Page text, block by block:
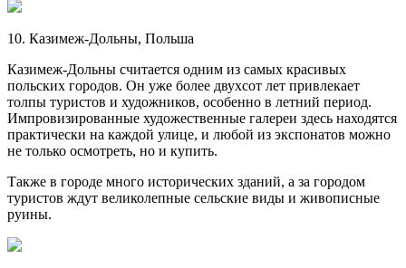
10. Казимеж-Дольны, Польша
Казимеж-Дольны считается одним из самых красивых
польских городов. Он уже более двухсот лет привлекает
толпы туристов и художников, особенно в летний период.
Импровизированные художественные галереи здесь находятся
практически на каждой улице, и любой из экспонатов можно
не только осмотреть, но и купить.
Также в городе много исторических зданий, а за городом
туристов ждут великолепные сельские виды и живописные
руины.